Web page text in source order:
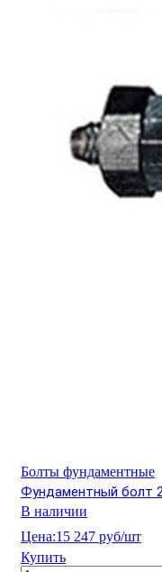
Болты фундаментные
Фундаментный болт
В наличии
Цена:15 247 руб/шт
Купить